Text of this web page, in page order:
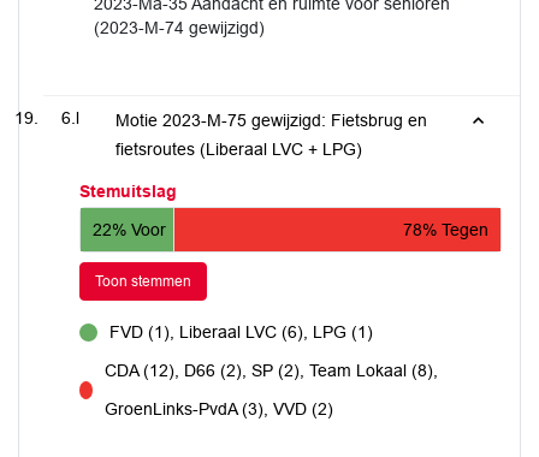
2023-Ma-35 Aandacht en ruimte voor senioren
(2023-M-74 gewijzigd)
6.l
Motie 2023-M-75 gewijzigd: Fietsbrug en
fietsroutes (Liberaal LVC + LPG)
Stemuitslag
22% Voor
78% Tegen
Toon stemmen
FVD (1), Liberaal LVC (6), LPG (1)
tegen
CDA (12), D66 (2), SP (2), Team Lokaal (8),
GroenLinks-PvdA (3), VVD (2)